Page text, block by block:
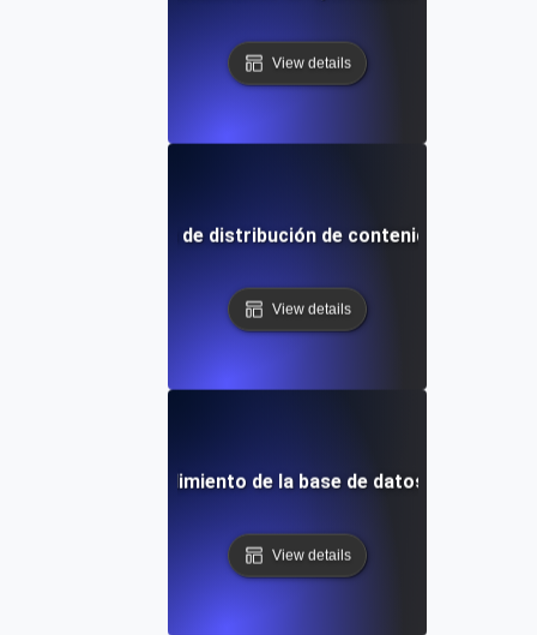
View details
para redes de distribución de contenido (CDNs)
View details
para el rendimiento de la base de datos durante
View details